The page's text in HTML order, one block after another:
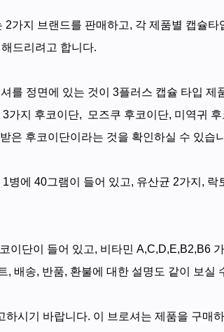
2가지 브랜드를 판매하고, 각 제품별 캡슐
드리려고 합니다.
셔를 정면에 있는 것이 3플러스 캡슐 타입 제
가지 후코이단, 모즈쿠 후코이단, 미역귀
은 후코이단이라는 것을 확인하실 수 있습
에 40그램이 들어 있고, 유산균 2가지,
이단이 들어 있고, 비타민 A,C,D,E,B2,B6
, 배송, 반품, 환불에 대한 설명도 같이 보실
하시기 바랍니다. 이 브로셔는 제품을 구매